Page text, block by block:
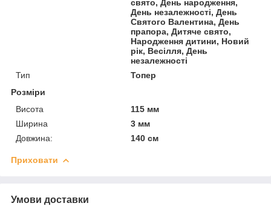
свято, День народження,
День незалежності, День
Святого Валентина, День
прапора, Дитяче свято,
Народження дитини, Новий
рік, Весілля, День
незалежності
Тип
Топер
Розміри
Висота
115 мм
Ширина
3 мм
Довжина:
140 см
Приховати
Умови доставки